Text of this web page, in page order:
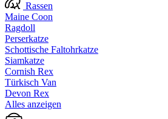
Rassen
Maine Coon
Ragdoll
Perserkatze
Schottische Faltohrkatze
Siamkatze
Cornish Rex
Türkisch Van
Devon Rex
Alles anzeigen